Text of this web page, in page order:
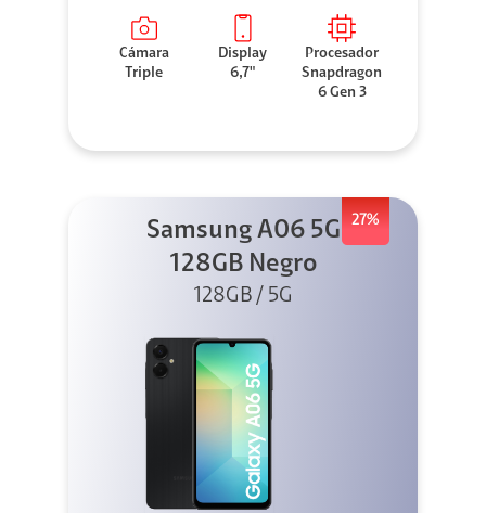
Cámara
Triple
Display
6,7"
Procesador
Snapdragon
6 Gen 3
27%
Samsung A06 5G
128GB Negro
128GB / 5G